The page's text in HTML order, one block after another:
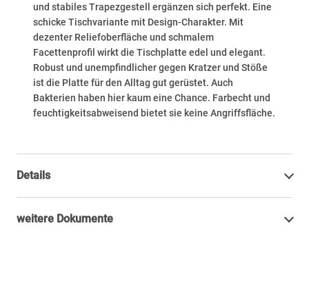
und stabiles Trapezgestell ergänzen sich perfekt. Eine
schicke Tischvariante mit Design-Charakter. Mit
dezenter Reliefoberfläche und schmalem
Facettenprofil wirkt die Tischplatte edel und elegant.
Robust und unempfindlicher gegen Kratzer und Stöße
ist die Platte für den Alltag gut gerüstet. Auch
Bakterien haben hier kaum eine Chance. Farbecht und
feuchtigkeitsabweisend bietet sie keine Angriffsfläche.
Details
weitere Dokumente